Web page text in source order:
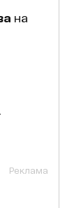
на
Реклама